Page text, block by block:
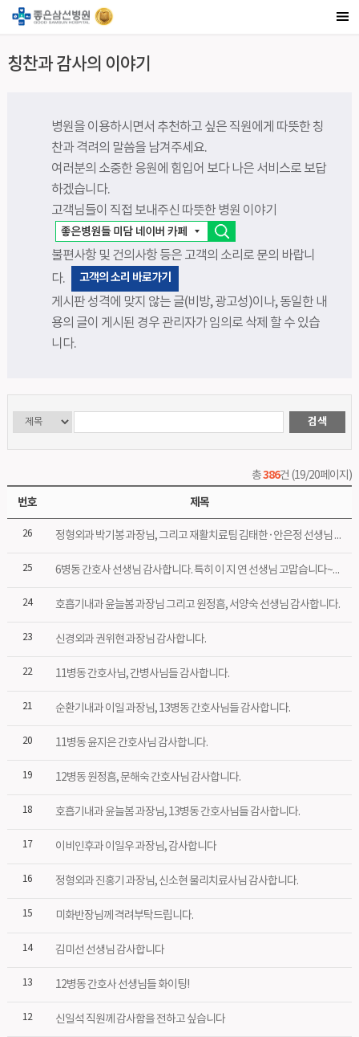
칭찬과 감사의 이야기
병원을 이용하시면서 추천하고 싶은 직원에게 따뜻한 칭
찬과 격려의 말씀을 남겨주세요.
여러분의 소중한 응원에 힘입어 보다 나은 서비스로 보답
하겠습니다.
고객님들이 직접 보내주신 따뜻한 병원 이야기
불편사항 및 건의사항 등은 고객의 소리로 문의 바랍니
다.
고객의 소리 바로가기
게시판 성격에 맞지 않는 글(비방, 광고성)이나, 동일한 내
용의 글이 게시된 경우 관리자가 임의로 삭제 할 수 있습
니다.
총386건 (19/20페이지)
번호 제목
26 정형외과 박기봉 과장님, 그리고 재활치료팀 김태한 · 안은정 선생님 감사합니다.
25 6병동 간호사 선생님 감사합니다. 특히 이 지 연 선생님 고맙습니다~^^
24 호흡기내과 윤늘봄 과장님 그리고 원정흠, 서양숙 선생님 감사합니다.
23 신경외과 권위현 과장님 감사합니다.
22 11병동 간호사님, 간병사님들 감사합니다.
21 순환기내과 이일 과장님, 13병동 간호사님들 감사합니다.
20 11병동 윤지은 간호사님 감사합니다.
19 12병동 원정흠, 문해숙 간호사님 감사합니다.
18 호흡기내과 윤늘봄 과장님, 13병동 간호사님들 감사합니다.
17 이비인후과 이일우 과장님, 감사합니다
16 정형외과 진홍기 과장님, 신소현 물리치료사님 감사합니다.
15 미화반장님께 격려부탁드립니다.
14 김미선 선생님 감사합니다
13 12병동 간호사 선생님들 화이팅!
12 신일석 직원께 감사함을 전하고 싶습니다